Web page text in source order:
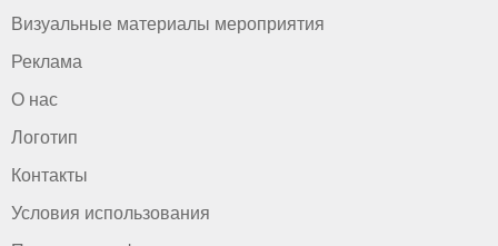
Визуальные материалы мероприятия
Реклама
О нас
Логотип
Контакты
Условия использования